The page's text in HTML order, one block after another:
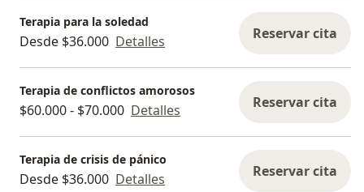
Terapia para la soledad
Desde $36.000 Detalles Reservar cita
Terapia de conflictos amorosos
$60.000 - $70.000 Detalles Reservar cita
Terapia de crisis de pánico
Desde $36.000 Detalles Reservar cita